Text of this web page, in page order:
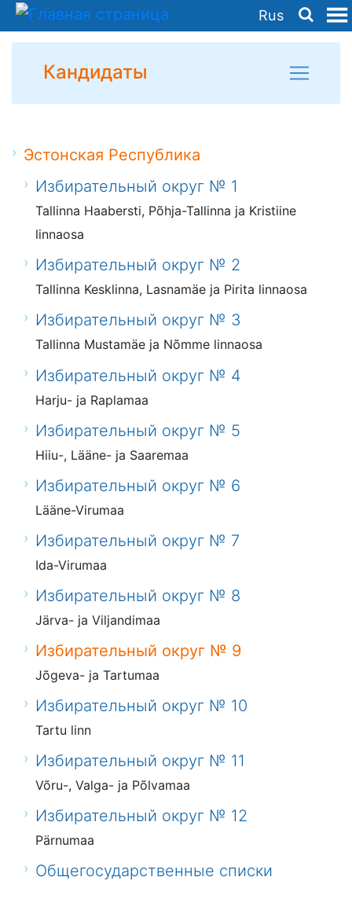
Rus
Кандидаты
Эстонская Республика
Избирательный округ № 1
Tallinna Haabersti, Põhja-Tallinna ja Kristiine
linnaosa
Избирательный округ № 2
Tallinna Kesklinna, Lasnamäe ja Pirita linnaosa
Избирательный округ № 3
Tallinna Mustamäe ja Nõmme linnaosa
Избирательный округ № 4
Harju- ja Raplamaa
Избирательный округ № 5
Hiiu-, Lääne- ja Saaremaa
Избирательный округ № 6
Lääne-Virumaa
Избирательный округ № 7
Ida-Virumaa
Избирательный округ № 8
Järva- ja Viljandimaa
Избирательный округ № 9
Jõgeva- ja Tartumaa
Избирательный округ № 10
Tartu linn
Избирательный округ № 11
Võru-, Valga- ja Põlvamaa
Избирательный округ № 12
Pärnumaa
Общегосударственные списки